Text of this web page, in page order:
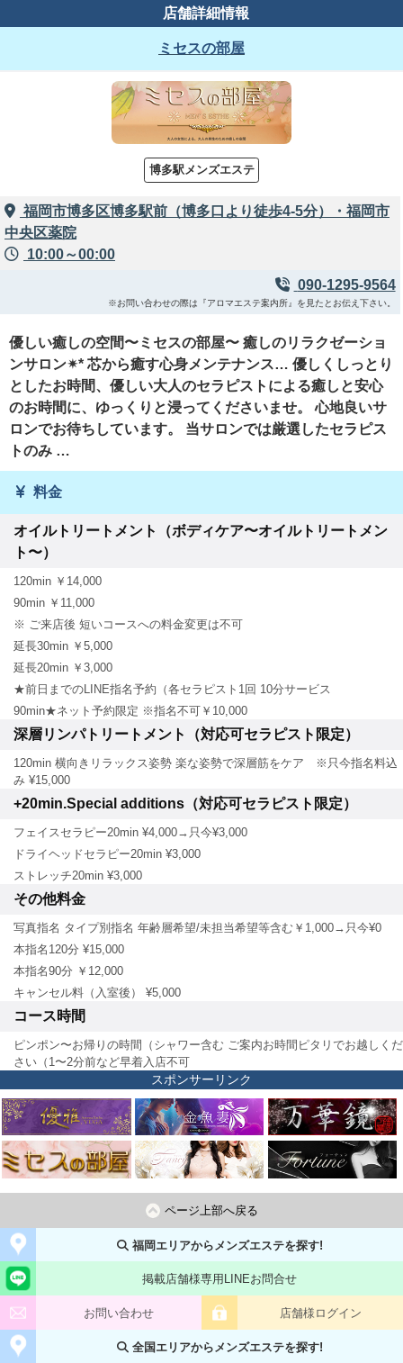
店舗詳細情報
ミセスの部屋
博多駅メンズエステ
福岡市博多区博多駅前（博多口より徒歩4-5分）・福岡市
中央区薬院
10:00～00:00
090-1295-9564
※お問い合わせの際は『アロマエステ案内所』を見たとお伝え下さい。
優しい癒しの空間〜ミセスの部屋〜 癒しのリラクゼーショ
ンサロン✴︎* 芯から癒す心身メンテナンス… 優しくしっとり
としたお時間、優しい大人のセラピストによる癒しと安心
のお時間に、ゆっくりと浸ってくださいませ。 心地良いサ
ロンでお待ちしています。 当サロンでは厳選したセラピス
トのみ …
料金
オイルトリートメント（ボディケア〜オイルトリートメン
ト〜）
120min ￥14,000
90min ￥11,000
※ ご来店後 短いコースへの料金変更は不可
延長30min ￥5,000
延長20min ￥3,000
★前日までのLINE指名予約（各セラピスト1回 10分サービス
90min★ネット予約限定 ※指名不可￥10,000
深層リンパトリートメント（対応可セラピスト限定）
120min 横向きリラックス姿勢 楽な姿勢で深層筋をケア ※只今指名料込
み ¥15,000
+20min.Special additions（対応可セラピスト限定）
フェイスセラピー20min ¥4,000→只今¥3,000
ドライヘッドセラピー20min ¥3,000
ストレッチ20min ¥3,000
その他料金
写真指名 タイプ別指名 年齢層希望/未担当希望等含む￥1,000→只今¥0
本指名120分 ¥15,000
本指名90分 ￥12,000
キャンセル料（入室後） ¥5,000
コース時間
ピンポン〜お帰りの時間（シャワー含む ご案内お時間ピタリでお越しくだ
さい（1〜2分前など早着入店不可
スポンサーリンク
ページ上部へ戻る
福岡エリアからメンズエステを探す!
掲載店舗様専用LINEお問合せ
お問い合わせ 店舗様ログイン
全国エリアからメンズエステを探す!